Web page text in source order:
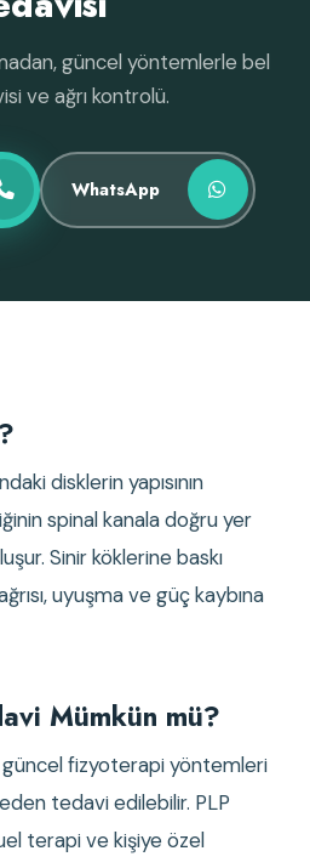
güncel yöntemlerle bel
ve ağrı kontrolü.
WhatsApp
disklerin yapısının
spinal kanala doğru yer
Sinir köklerine baskı
uyuşma ve güç kaybına
Mümkün mü?
güncel fizyoterapi yöntemleri
tedavi edilebilir. PLP
terapi ve kişiye özel